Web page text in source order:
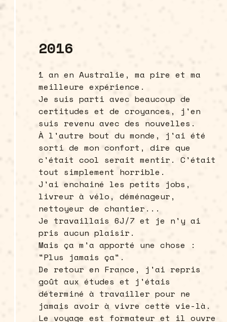
2016
1 an en Australie, ma pire et ma
meilleure expérience.
Je suis parti avec beaucoup de
certitudes et de croyances, j'en
suis revenu avec des nouvelles.
À l'autre bout du monde, j'ai été
sorti de mon confort, dire que
c'était cool serait mentir. C'était
tout simplement horrible.
J'ai enchainé les petits jobs,
livreur à vélo, déménageur,
nettoyeur de chantier...
Je travaillais 6J/7 et je n'y ai
pris aucun plaisir.
Mais ça m'a apporté une chose :
"Plus jamais ça".
De retour en France, j'ai repris
goût aux études et j'étais
déterminé à travailler pour ne
jamais avoir à vivre cette vie-là.
Le voyage est formateur et il ouvre